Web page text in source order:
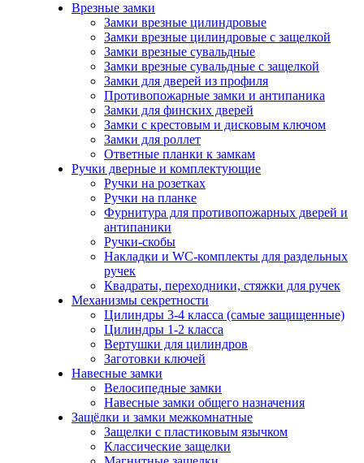
Врезные замки
Замки врезные цилиндровые
Замки врезные цилиндровые с защелкой
Замки врезные сувальдные
Замки врезные сувальдные с защелкой
Замки для дверей из профиля
Противопожарные замки и антипаника
Замки для финских дверей
Замки с крестовым и дисковым ключом
Замки для роллет
Ответные планки к замкам
Ручки дверные и комплектующие
Ручки на розетках
Ручки на планке
Фурнитура для противопожарных дверей и
антипаники
Ручки-скобы
Накладки и WC-комплекты для раздельных
ручек
Квадраты, переходники, стяжки для ручек
Механизмы секретности
Цилиндры 3-4 класса (самые защищенные)
Цилиндры 1-2 класса
Вертушки для цилиндров
Заготовки ключей
Навесные замки
Велосипедные замки
Навесные замки общего назначения
Защёлки и замки межкомнатные
Защелки с пластиковым язычком
Классические защелки